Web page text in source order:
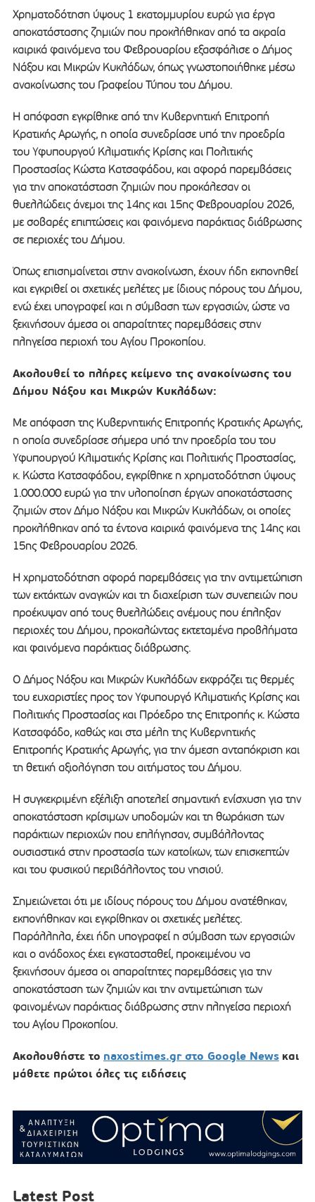
Χρηματοδότηση ύψους 1 εκατομμυρίου ευρώ για έργα
αποκατάστασης ζημιών που προκλήθηκαν από τα ακραία
καιρικά φαινόμενα του Φεβρουαρίου εξασφάλισε ο Δήμος
Νάξου και Μικρών Κυκλάδων, όπως γνωστοποιήθηκε μέσω
ανακοίνωσης του Γραφείου Τύπου του Δήμου.
Η απόφαση εγκρίθηκε από την Κυβερνητική Επιτροπή
Κρατικής Αρωγής, η οποία συνεδρίασε υπό την προεδρία
του Υφυπουργού Κλιματικής Κρίσης και Πολιτικής
Προστασίας Κώστα Κατσαφάδου, και αφορά παρεμβάσεις
για την αποκατάσταση ζημιών που προκάλεσαν οι
θυελλώδεις άνεμοι της 14ης και 15ης Φεβρουαρίου 2026,
με σοβαρές επιπτώσεις και φαινόμενα παράκτιας διάβρωσης
σε περιοχές του Δήμου.
Όπως επισημαίνεται στην ανακοίνωση, έχουν ήδη εκπονηθεί
και εγκριθεί οι σχετικές μελέτες με ίδιους πόρους του Δήμου,
ενώ έχει υπογραφεί και η σύμβαση των εργασιών, ώστε να
ξεκινήσουν άμεσα οι απαραίτητες παρεμβάσεις στην
πληγείσα περιοχή του Αγίου Προκοπίου.
Ακολουθεί το πλήρες κείμενο της ανακοίνωσης του
Δήμου Νάξου και Μικρών Κυκλάδων:
Με απόφαση της Κυβερνητικής Επιτροπής Κρατικής Αρωγής,
η οποία συνεδρίασε σήμερα υπό την προεδρία του του
Υφυπουργού Κλιματικής Κρίσης και Πολιτικής Προστασίας,
κ. Κώστα Κατσαφάδου, εγκρίθηκε η χρηματοδότηση ύψους
1.000.000 ευρώ για την υλοποίηση έργων αποκατάστασης
ζημιών στον Δήμο Νάξου και Μικρών Κυκλάδων, οι οποίες
προκλήθηκαν από τα έντονα καιρικά φαινόμενα της 14ης και
15ης Φεβρουαρίου 2026.
Η χρηματοδότηση αφορά παρεμβάσεις για την αντιμετώπιση
των εκτάκτων αναγκών και τη διαχείριση των συνεπειών που
προέκυψαν από τους θυελλώδεις ανέμους που έπληξαν
περιοχές του Δήμου, προκαλώντας εκτεταμένα προβλήματα
και φαινόμενα παράκτιας διάβρωσης.
Ο Δήμος Νάξου και Μικρών Κυκλάδων εκφράζει τις θερμές
του ευχαριστίες προς τον Υφυπουργό Κλιματικής Κρίσης και
Πολιτικής Προστασίας και Πρόεδρο της Επιτροπής κ. Κώστα
Κατσαφάδο, καθώς και στα μέλη της Κυβερνητικής
Επιτροπής Κρατικής Αρωγής, για την άμεση ανταπόκριση και
τη θετική αξιολόγηση του αιτήματος του Δήμου.
Η συγκεκριμένη εξέλιξη αποτελεί σημαντική ενίσχυση για την
αποκατάσταση κρίσιμων υποδομών και τη θωράκιση των
παράκτιων περιοχών που επλήγησαν, συμβάλλοντας
ουσιαστικά στην προστασία των κατοίκων, των επισκεπτών
και του φυσικού περιβάλλοντος του νησιού.
Σημειώνεται ότι με ιδίους πόρους του Δήμου ανατέθηκαν,
εκπονήθηκαν και εγκρίθηκαν οι σχετικές μελέτες.
Παράλληλα, έχει ήδη υπογραφεί η σύμβαση των εργασιών
και ο ανάδοχος έχει εγκατασταθεί, προκειμένου να
ξεκινήσουν άμεσα οι απαραίτητες παρεμβάσεις για την
αποκατάσταση των ζημιών και την αντιμετώπιση των
φαινομένων παράκτιας διάβρωσης στην πληγείσα περιοχή
του Αγίου Προκοπίου.
Ακολουθήστε το naxostimes.gr στο Google News και
μάθετε πρώτοι όλες τις ειδήσεις
Latest Post